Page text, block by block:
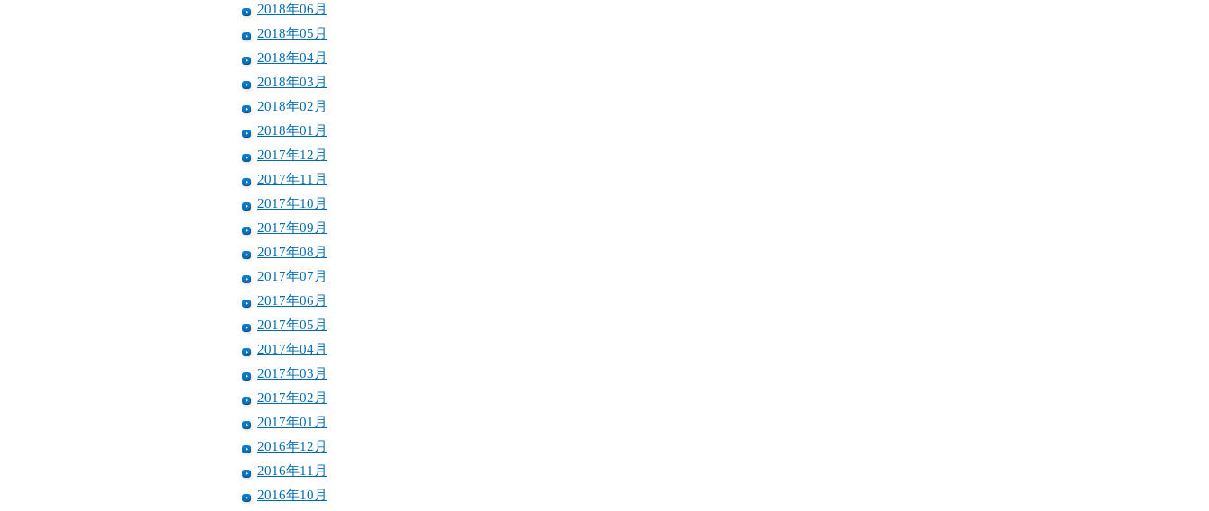
2018年06月
2018年05月
2018年04月
2018年03月
2018年02月
2018年01月
2017年12月
2017年11月
2017年10月
2017年09月
2017年08月
2017年07月
2017年06月
2017年05月
2017年04月
2017年03月
2017年02月
2017年01月
2016年12月
2016年11月
2016年10月